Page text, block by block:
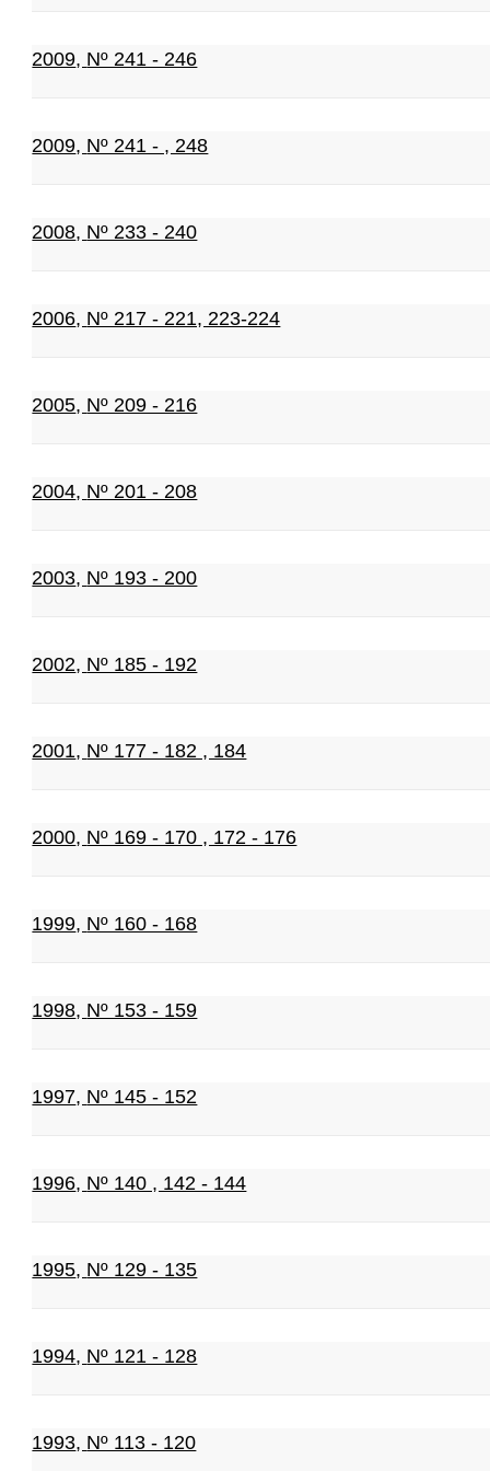
2009, Nº 241 - 246
2009, Nº 241 - , 248
2008, Nº 233 - 240
2006, Nº 217 - 221, 223-224
2005, Nº 209 - 216
2004, Nº 201 - 208
2003, Nº 193 - 200
2002, Nº 185 - 192
2001, Nº 177 - 182 , 184
2000, Nº 169 - 170 , 172 - 176
1999, Nº 160 - 168
1998, Nº 153 - 159
1997, Nº 145 - 152
1996, Nº 140 , 142 - 144
1995, Nº 129 - 135
1994, Nº 121 - 128
1993, Nº 113 - 120